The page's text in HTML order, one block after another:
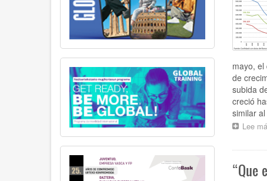
mayo,
de
subida
creció
similar
Lee
“Que